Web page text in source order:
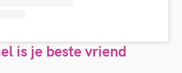
is je beste vriend